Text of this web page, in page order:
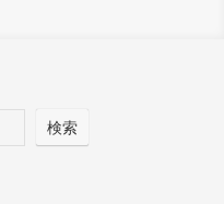
検索